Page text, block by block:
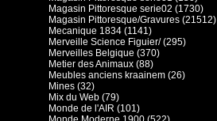
Magasin Pittoresque serie02 (1730)
Magasin Pittoresque/Gravures (21512)
Mecanique 1834 (1141)
Merveille Science Figuier/ (295)
Merveilles Belgique (370)
Metier des Animaux (88)
Meubles anciens kraainem (26)
Mines (32)
Mix du Web (79)
Monde de l'AIR (101)